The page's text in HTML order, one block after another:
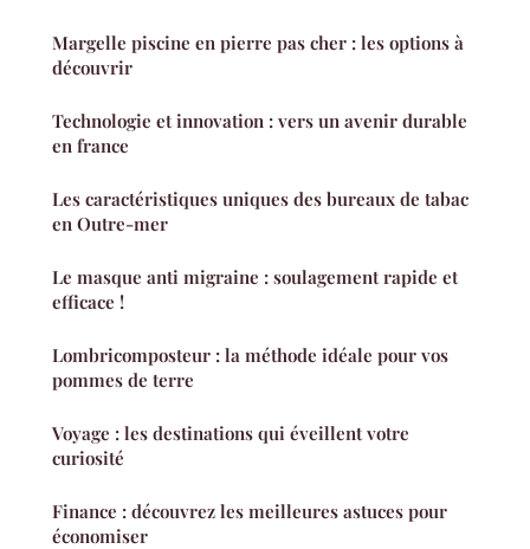
Margelle piscine en pierre pas cher : les options à
découvrir
Technologie et innovation : vers un avenir durable
en france
Les caractéristiques uniques des bureaux de tabac
en Outre-mer
Le masque anti migraine : soulagement rapide et
efficace !
Lombricomposteur : la méthode idéale pour vos
pommes de terre
Voyage : les destinations qui éveillent votre
curiosité
Finance : découvrez les meilleures astuces pour
économiser